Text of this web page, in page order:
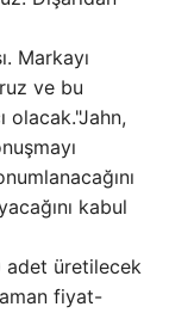
Markayı
ve bu
olacak."Jahn,
kabul
adet üretilecek
fiyat-